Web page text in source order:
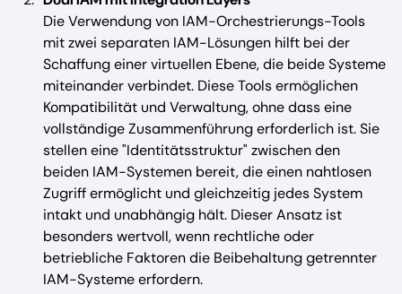
Die Verwendung von IAM-Orchestrierungs-Tools
mit zwei separaten IAM-Lösungen hilft bei der
Schaffung einer virtuellen Ebene, die beide Systeme
miteinander verbindet. Diese Tools ermöglichen
Kompatibilität und Verwaltung, ohne dass eine
vollständige Zusammenführung erforderlich ist. Sie
stellen eine "Identitätsstruktur" zwischen den
beiden IAM-Systemen bereit, die einen nahtlosen
Zugriff ermöglicht und gleichzeitig jedes System
intakt und unabhängig hält. Dieser Ansatz ist
besonders wertvoll, wenn rechtliche oder
betriebliche Faktoren die Beibehaltung getrennter
IAM-Systeme erfordern.